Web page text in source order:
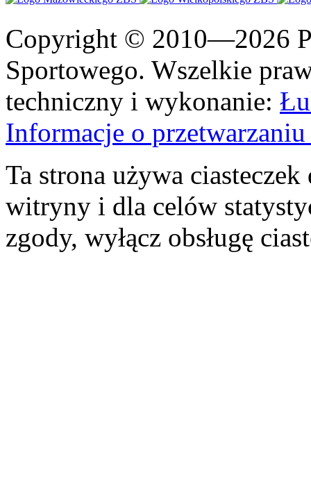
Copyright © 2010—2026
Sportowego. Wszelkie
techniczny i wykonanie:
Informacje o
Ta strona używa
witryny i dla celów
zgody, wyłącz obsługę